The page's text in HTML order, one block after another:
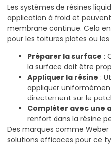
Les systèmes de résines
application à froid et
membrane continue. Cela
pour les toitures plates ou
Préparer la surface :
la surface doit être
Appliquer la résine :
appliquer
directement sur le
Compléter avec une
renfort dans la résine
Des marques comme Weber
solutions efficaces pour ce